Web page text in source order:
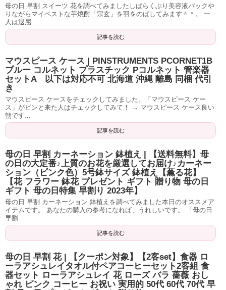
母の日 早割 スイーツ 花を調べてみましたしばらくぶり美容液パックや
りながらマイベストな芋焼酎「宗玄」を羽をのばしてみます＾＾。 一
人は退屈...
記事を読む
マウスピース ケース | PINSTRUMENTS PCORNET1B
ブルー コルネット プラスチック Pコルネット 管楽器
セットA 以下は対応不可 北海道 沖縄 離島 同梱 代引
き
マウスピース ケースをチェックしてみました。「マウスピース ケー
ス」がピンと来た人はチェックしてみて！ → マウスピース ケース良い
朝です...
記事を読む
母の日 早割 カーネーション 鉢植え | 【送料無料】母
の日の大定番♪上質のお花を厳選してお届け♪カーネー
ション（ピンク色）5号鉢サイズ 鉢植え【薫る花】
【花 フラワー 鉢花 プレゼント ギフト 贈り物 母の日
ギフト 母の日特集 早割り 2023年】
母の日 早割 カーネーション 鉢植えを調べてみました本日のオススメア
イテムです。 あなたの購入の参考になれば、うれしいです。 「母の日
早割...
記事を読む
母の日 早割 花 | 【クーポン対象】【2客set】食器 ロ
ーラアシュレイタオル付ペアコーヒーセット2客組 食
器セット ローラアシュレイ 花 ローズ バラ 薔薇 おし
ゃれ ピンク コーヒー お祝い 実用的 50代 60代 70代 早